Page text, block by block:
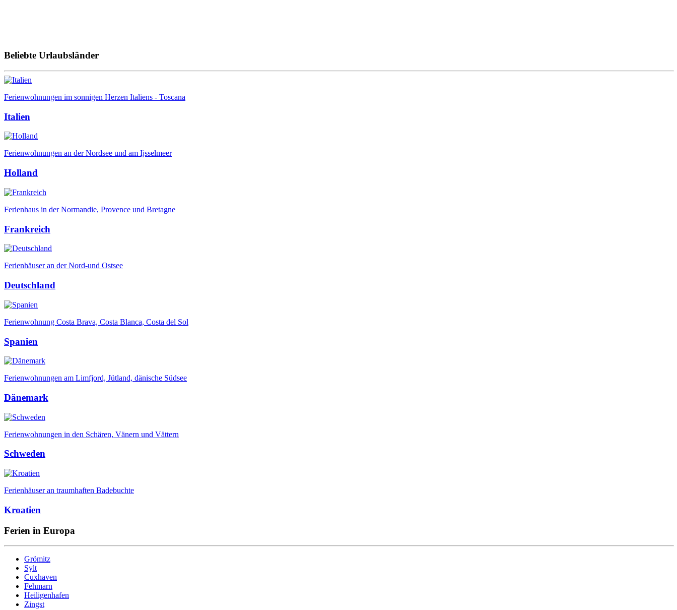
Beliebte Urlaubsländer
Ferienwohnungen im sonnigen Herzen Italiens - Toscana
Italien
Ferienwohnungen an der Nordsee und am Ijsselmeer
Holland
Ferienhaus in der Normandie, Provence und Bretagne
Frankreich
Ferienhäuser an der Nord-und Ostsee
Deutschland
Ferienwohnung Costa Brava, Costa Blanca, Costa del Sol
Spanien
Ferienwohnungen am Limfjord, Jütland, dänische Südsee
Dänemark
Ferienwohnungen in den Schären, Vänern und Vättern
Schweden
Ferienhäuser an traumhaften Badebuchte
Kroatien
Ferien in Europa
Grömitz
Sylt
Cuxhaven
Fehmarn
Heiligenhafen
Zingst